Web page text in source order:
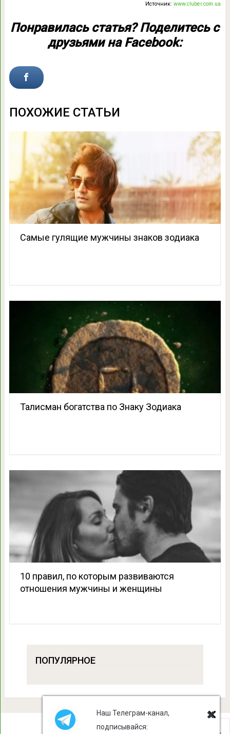
Источник:www.cluber.com.ua
Понравилась статья? Поделитесь с
друзьями на Facebook:
ПОХОЖИЕ СТАТЬИ
Самые гулящие мужчины знаков зодиака
Талисман богатства по Знаку Зодиака
10 правил, по которым развиваются
отношения мужчины и женщины
ПОПУЛЯРНОЕ
Наш Телеграм-канал,
подписывайся: